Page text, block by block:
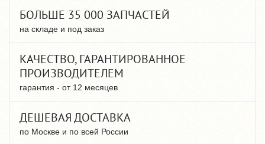
БОЛЬШЕ 35 000 ЗАПЧАСТЕЙ
на складе и под заказ
КАЧЕСТВО, ГАРАНТИРОВАННОЕ
ПРОИЗВОДИТЕЛЕМ
гарантия - от 12 месяцев
ДЕШЕВАЯ ДОСТАВКА
по Москве и по всей России